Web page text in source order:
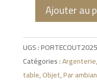
quantité
Porte-
couteaux
en
Ajouter au
UGS :
Catégories :
table,Objet,Par